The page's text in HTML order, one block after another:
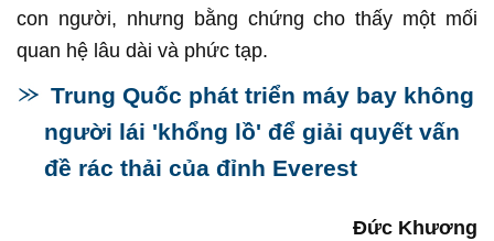
con người, nhưng bằng chứng cho thấy một mối
quan hệ lâu dài và phức tạp.
Trung Quốc phát triển máy bay không
người lái 'khổng lồ' để giải quyết vấn
đề rác thải của đỉnh Everest
Đức Khương